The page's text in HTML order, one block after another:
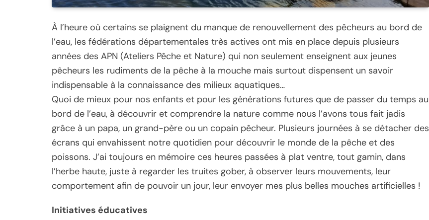
À l’heure où certains se plaignent du manque de renouvellement des pêcheurs au bord de
l’eau, les fédérations départementales très actives ont mis en place depuis plusieurs
années des APN (Ateliers Pêche et Nature) qui non seulement enseignent aux jeunes
pêcheurs les rudiments de la pêche à la mouche mais surtout dispensent un savoir
indispensable à la connaissance des milieux aquatiques…
Quoi de mieux pour nos enfants et pour les générations futures que de passer du temps au
bord de l’eau, à découvrir et comprendre la nature comme nous l’avons tous fait jadis
grâce à un papa, un grand-père ou un copain pêcheur. Plusieurs journées à se détacher des
écrans qui envahissent notre quotidien pour découvrir le monde de la pêche et des
poissons. J’ai toujours en mémoire ces heures passées à plat ventre, tout gamin, dans
l’herbe haute, juste à regarder les truites gober, à observer leurs mouvements, leur
comportement afin de pouvoir un jour, leur envoyer mes plus belles mouches artificielles !
Initiatives éducatives